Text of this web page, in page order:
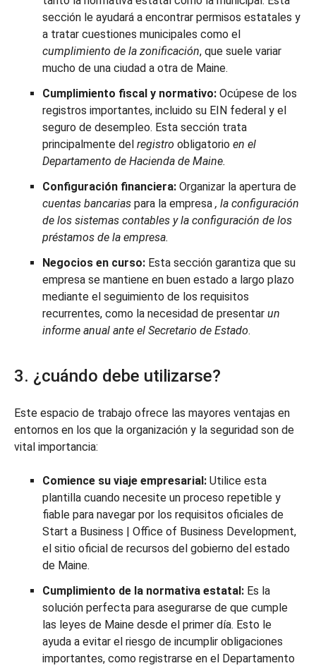
sección le ayudará a encontrar permisos estatales y
a tratar cuestiones municipales como el
cumplimiento de la zonificación, que suele variar
mucho de una ciudad a otra de Maine.
Cumplimiento fiscal y normativo: Ocúpese de los
registros importantes, incluido su EIN federal y el
seguro de desempleo. Esta sección trata
principalmente del registro obligatorio en el
Departamento de Hacienda de Maine.
Configuración financiera: Organizar la apertura de
cuentas bancarias para la empresa , la configuración
de los sistemas contables y la configuración de los
préstamos de la empresa.
Negocios en curso: Esta sección garantiza que su
empresa se mantiene en buen estado a largo plazo
mediante el seguimiento de los requisitos
recurrentes, como la necesidad de presentar un
informe anual ante el Secretario de Estado.
3. ¿cuándo debe utilizarse?
Este espacio de trabajo ofrece las mayores ventajas en
entornos en los que la organización y la seguridad son de
vital importancia:
Comience su viaje empresarial: Utilice esta
plantilla cuando necesite un proceso repetible y
fiable para navegar por los requisitos oficiales de
Start a Business | Office of Business Development,
el sitio oficial de recursos del gobierno del estado
de Maine.
Cumplimiento de la normativa estatal: Es la
solución perfecta para asegurarse de que cumple
las leyes de Maine desde el primer día. Esto le
ayuda a evitar el riesgo de incumplir obligaciones
importantes, como registrarse en el Departamento